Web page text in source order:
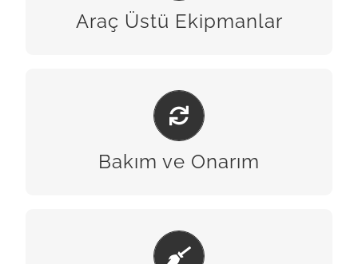
Araç Üstü Ekipmanlar
Bakım ve Onarım
BAKIM & ONARIM
KUMLAMA & BOYA